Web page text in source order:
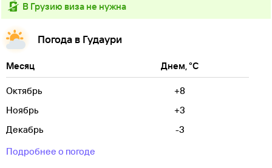
в Грузию виза не нужна
Погода в Гудаури
Месяц Днем, °C
Октябрь
+8
Ноябрь
+3
Декабрь
-3
Подробнее о погоде